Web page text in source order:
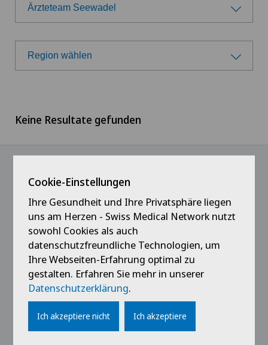
Ärzte
Belegärzte
Logistik
Medizin
Patientenservice
Verwaltung
Praktikanten & Lernende
Ärzteteam Seewadel
Wählen Sie eine Klinik
Swiss Medical Network
Ärztezentrum Siloah Murten
Ärztezentrum Solothurn
Centre Médico-Chirurgical des Eaux-Vives
Clinica Ars Medica
Region wählen
Westschweiz
Deutschschweiz
Keine Resultate gefunden
@Immer das Neueste erfahren
Links
Kontakt
Cookie-Einstellungen
Ihre Gesundheit und Ihre Privatsphäre liegen
uns am Herzen - Swiss Medical Network nutzt
sowohl Cookies als auch
datenschutzfreundliche Technologien, um
Ihre Webseiten-Erfahrung optimal zu
gestalten. Erfahren Sie mehr in unserer
Datenschutzerklärung.
Ich akzeptiere nicht Ich akzeptiere